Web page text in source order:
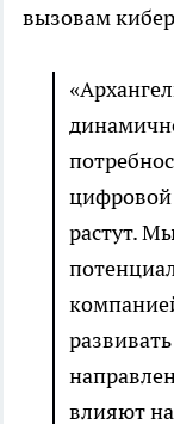
вызовам
цифровой
растут.
влияют